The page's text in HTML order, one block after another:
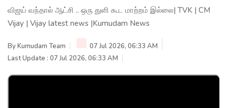
விஜய் வந்தால் ஆட்சி .. ஒரு துளி கூட மாற்றம் இல்லை| TVK | CM
Vijay | Vijay latest news |Kumudam News
ByKumudam Team
07 Jul 2026, 06:33 AM
Last Update : 07 Jul 2026, 06:33 AM